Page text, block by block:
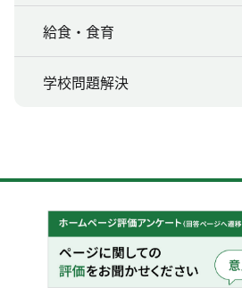
給食・食育
学校問題解決